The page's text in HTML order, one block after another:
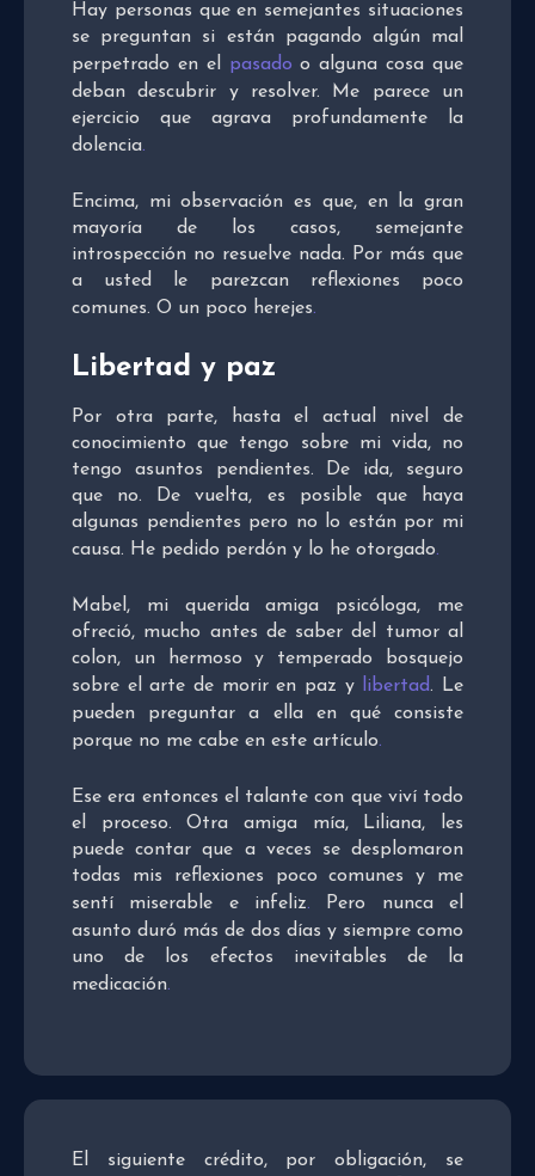
Hay personas que en semejantes situaciones
se preguntan si están pagando algún mal
perpetrado en el pasado o alguna cosa que
deban descubrir y resolver. Me parece un
ejercicio que agrava profundamente la
dolencia.
Encima, mi observación es que, en la gran
mayoría de los casos, semejante
introspección no resuelve nada. Por más que
a usted le parezcan reflexiones poco
comunes. O un poco herejes.
Libertad y paz
Por otra parte, hasta el actual nivel de
conocimiento que tengo sobre mi vida, no
tengo asuntos pendientes. De ida, seguro
que no. De vuelta, es posible que haya
algunas pendientes pero no lo están por mi
causa. He pedido perdón y lo he otorgado.
Mabel, mi querida amiga psicóloga, me
ofreció, mucho antes de saber del tumor al
colon, un hermoso y temperado bosquejo
sobre el arte de morir en paz y libertad. Le
pueden preguntar a ella en qué consiste
porque no me cabe en este artículo.
Ese era entonces el talante con que viví todo
el proceso. Otra amiga mía, Liliana, les
puede contar que a veces se desplomaron
todas mis reflexiones poco comunes y me
sentí miserable e infeliz. Pero nunca el
asunto duró más de dos días y siempre como
uno de los efectos inevitables de la
medicación.
El siguiente crédito, por obligación, se